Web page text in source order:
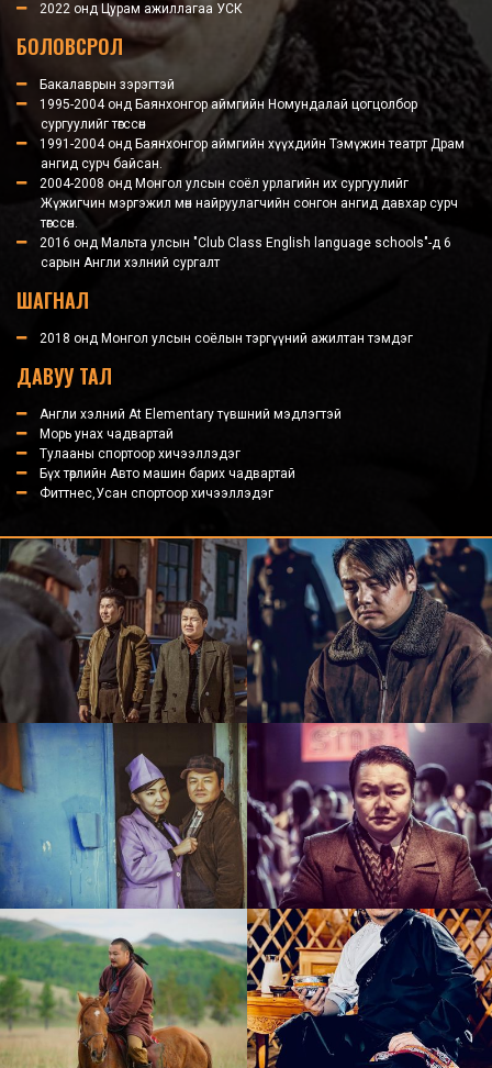
2022 онд Цурам ажиллагаа УСК
БОЛОВСРОЛ
Бакалаврын зэрэгтэй
1995-2004 онд Баянхонгор аймгийн Номундалай цогцолбор
сургуулийг төгссөн
1991-2004 онд Баянхонгор аймгийн хүүхдийн Тэмүжин театрт Драм
ангид сурч байсан.
2004-2008 онд Монгол улсын соёл урлагийн их сургуулийг
Жүжигчин мэргэжил мөн найруулагчийн сонгон ангид давхар сурч
төгссөн.
2016 онд Мальта улсын "Club Class English language schools"-д 6
сарын Англи хэлний сургалт
ШАГНАЛ
2018 онд Монгол улсын соёлын тэргүүний ажилтан тэмдэг
ДАВУУ ТАЛ
Англи хэлний At Elementary түвшний мэдлэгтэй
Морь унах чадвартай
Тулааны спортоор хичээллэдэг
Бүх төрлийн Авто машин барих чадвартай
Фиттнес,Усан спортоор хичээллэдэг